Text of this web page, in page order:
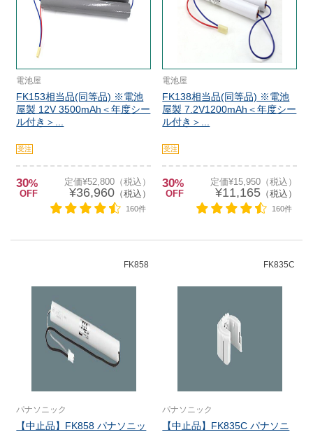
電池屋
FK153相当品(同等品) ※電池
屋製 12V 3500mAh＜年度シー
ル付き＞...
受注
30%
OFF
定価¥52,800（税込）
¥36,960（税込）
160件
電池屋
FK138相当品(同等品) ※電池
屋製 7.2V1200mAh＜年度シー
ル付き＞...
受注
30%
OFF
定価¥15,950（税込）
¥11,165（税込）
160件
FK858
パナソニック
【中止品】FK858 パナソニッ
FK835C
パナソニック
【中止品】FK835C パナソニ